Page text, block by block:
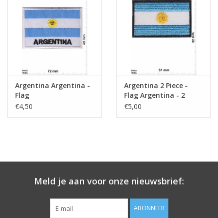
Sleutelhanger
Sticker
Argentina Argentina -
Flag
€4,50
Argentina 2 Piece -
Flag Argentina - 2
Piece - small
€5,00
Meld je aan voor onze nieuwsbrief:
ABONNEER